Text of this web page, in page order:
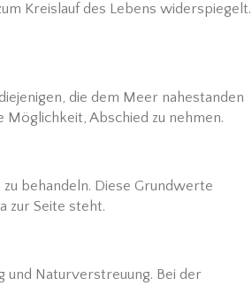
Kreislauf des Lebens widerspiegelt.
die dem Meer nahestanden
Abschied zu nehmen.
behandeln. Diese Grundwerte
zur Seite steht.
Naturverstreuung. Bei der